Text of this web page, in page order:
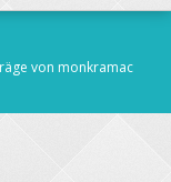
von monkramac